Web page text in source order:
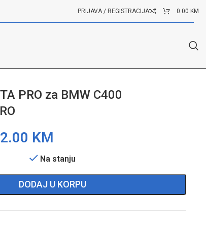
PRIJAVA / REGISTRACIJA 0.00 KM
PRO za BMW C400
KM
Na stanju
DODAJ U KORPU